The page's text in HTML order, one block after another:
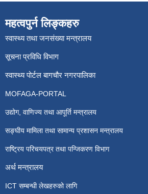
महत्वपुर्न लिङ्कहरु
स्वास्थ्य तथा जनसंख्या मन्त्रालय
सूचना प्रविधि विभाग
स्वास्थ्य पोर्टल बागचौर नगरपालिका
MOFAGA-PORTAL
उद्योग, वाणिज्य तथा आपूर्ति मन्त्रालय
सङ्घीय मामिला तथा सामान्य प्रशासन मन्त्रालय
राष्ट्रिय परिचयपत्र तथा पन्जिकरण विभाग
अर्थ मन्त्रालय
ICT सम्बन्धी लेखहरुको लागि